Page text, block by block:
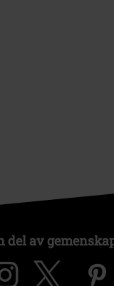
del av